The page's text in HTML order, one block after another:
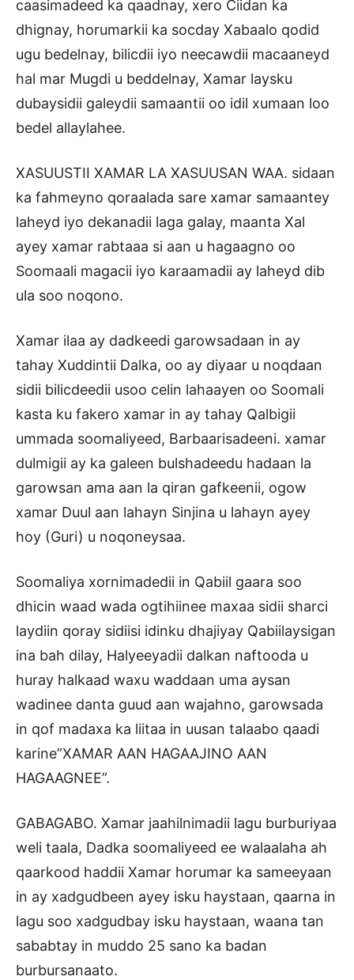
caasimadeed ka qaadnay, xero Ciidan ka
dhignay, horumarkii ka socday Xabaalo qodid
ugu bedelnay, bilicdii iyo neecawdii macaaneyd
hal mar Mugdi u beddelnay, Xamar laysku
dubaysidii galeydii samaantii oo idil xumaan loo
bedel allaylahee.
XASUUSTII XAMAR LA XASUUSAN WAA. sidaan
ka fahmeyno qoraalada sare xamar samaantey
laheyd iyo dekanadii laga galay, maanta Xal
ayey xamar rabtaaa si aan u hagaagno oo
Soomaali magacii iyo karaamadii ay laheyd dib
ula soo noqono.
Xamar ilaa ay dadkeedi garowsadaan in ay
tahay Xuddintii Dalka, oo ay diyaar u noqdaan
sidii bilicdeedii usoo celin lahaayen oo Soomali
kasta ku fakero xamar in ay tahay Qalbigii
ummada soomaliyeed, Barbaarisadeeni. xamar
dulmigii ay ka galeen bulshadeedu hadaan la
garowsan ama aan la qiran gafkeenii, ogow
xamar Duul aan lahayn Sinjina u lahayn ayey
hoy (Guri) u noqoneysaa.
Soomaliya xornimadedii in Qabiil gaara soo
dhicin waad wada ogtihiinee maxaa sidii sharci
laydiin qoray sidiisi idinku dhajiyay Qabiilaysigan
ina bah dilay, Halyeeyadii dalkan naftooda u
huray halkaad waxu waddaan uma aysan
wadinee danta guud aan wajahno, garowsada
in qof madaxa ka liitaa in uusan talaabo qaadi
karine”XAMAR AAN HAGAAJINO AAN
HAGAAGNEE”.
GABAGABO. Xamar jaahilnimadii lagu burburiyaa
weli taala, Dadka soomaliyeed ee walaalaha ah
qaarkood haddii Xamar horumar ka sameeyaan
in ay xadgudbeen ayey isku haystaan, qaarna in
lagu soo xadgudbay isku haystaan, waana tan
sababtay in muddo 25 sano ka badan
burbursanaato.